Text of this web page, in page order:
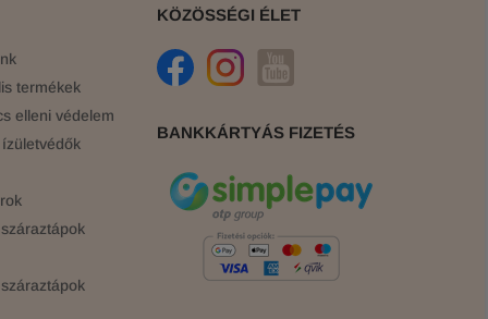
termékek
elleni védelem
KÖZÖSSÉGI ÉLET
BANKKÁRTYÁS FIZETÉS